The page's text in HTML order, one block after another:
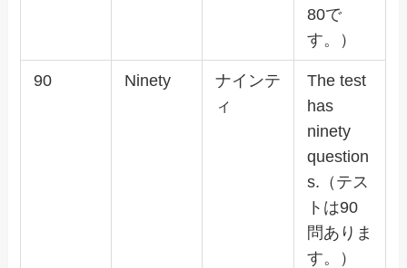
80で
す。）
90 Ninety
ナインテ
ィ
The test
has
ninety
question
s.（テス
トは90
問ありま
す。）